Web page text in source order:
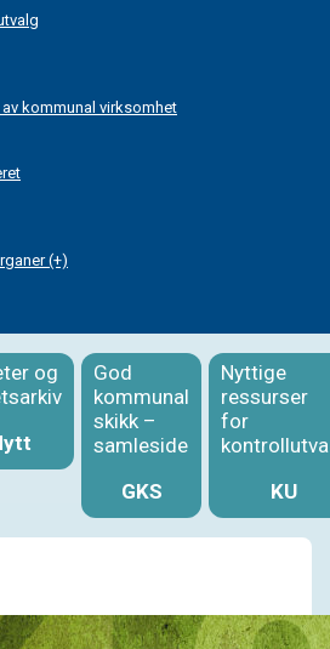
kommunal virksomhet
(+)
og
God
kommunal
skikk –
samleside
GKS
Nyttige
ressurser
for
KU